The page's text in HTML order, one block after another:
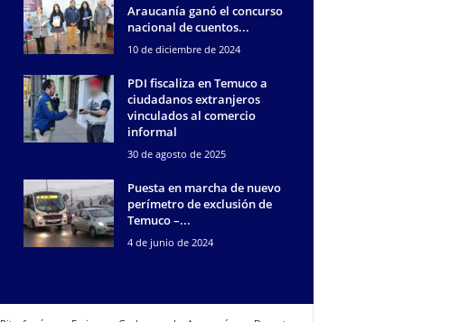
Araucanía ganó el concurso
nacional de cuentos...
10 de diciembre de 2024
PDI fiscaliza en Temuco a
ciudadanos extranjeros
vinculados al comercio
informal
30 de agosto de 2025
Puesta en marcha de nuevo
perímetro de exclusión de
Temuco –...
4 de junio de 2024